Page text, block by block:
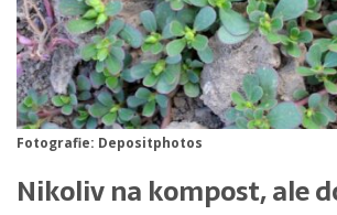
Fotografie: Depositphotos
Nikoliv na kompost, ale